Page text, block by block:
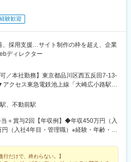
験歓迎
、採用支援…サイト制作の枠を超え、企業
ディレクター
可／本社勤務】東京都品川区西五反田7-13-
クセス東急電鉄池上線「大崎広小路駅」
鉄・都営地下鉄各線「五反田駅」より徒
不動前駅」より徒歩12分【リモートワー
も可能です（社内規定あり）。
、不動前駅
＋賞与2回【年収例】◆年収450万円（入
（入社4年目・管理職）※経験・年齢・能
含む。超過分は別途支給します。直近の
が5万円以上アップしたメンバーや、20
行だけで、終わらない。】